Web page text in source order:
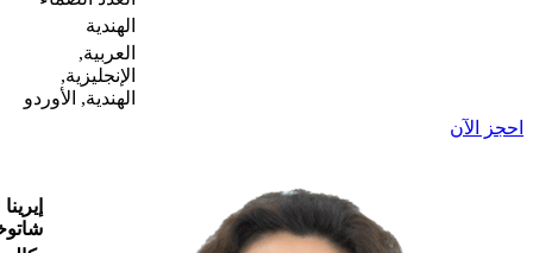
الهندية
العربية,
الإنجليزية,
الهندية, الأوردو
احجز الآن
إيرينا